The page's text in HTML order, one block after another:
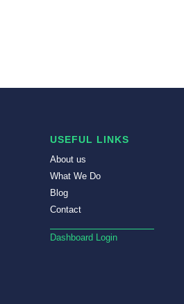
USEFUL LINKS
About us
What We Do
Blog
Contact
Dashboard Login